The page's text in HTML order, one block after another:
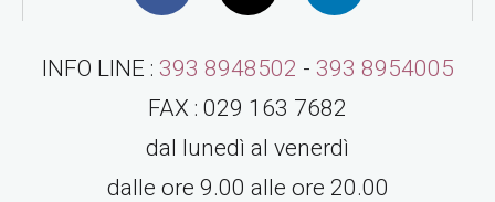
INFO LINE : 393 8948502 - 393 8954005
FAX : 029 163 7682
dal lunedì al venerdì
dalle ore 9.00 alle ore 20.00